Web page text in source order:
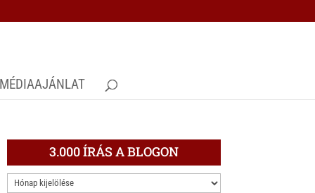
MÉDIAAJÁNLAT
3.000 ÍRÁS A BLOGON
3.000